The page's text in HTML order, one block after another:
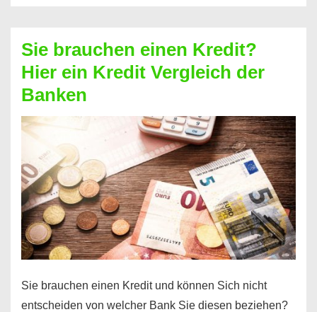
Summe
Geld?
Hier
einen
10000
Euro
Kredit
finden
Sie brauchen einen Kredit?
Hier ein Kredit Vergleich der
Banken
Sie brauchen einen Kredit und können Sich nicht
entscheiden von welcher Bank Sie diesen beziehen?